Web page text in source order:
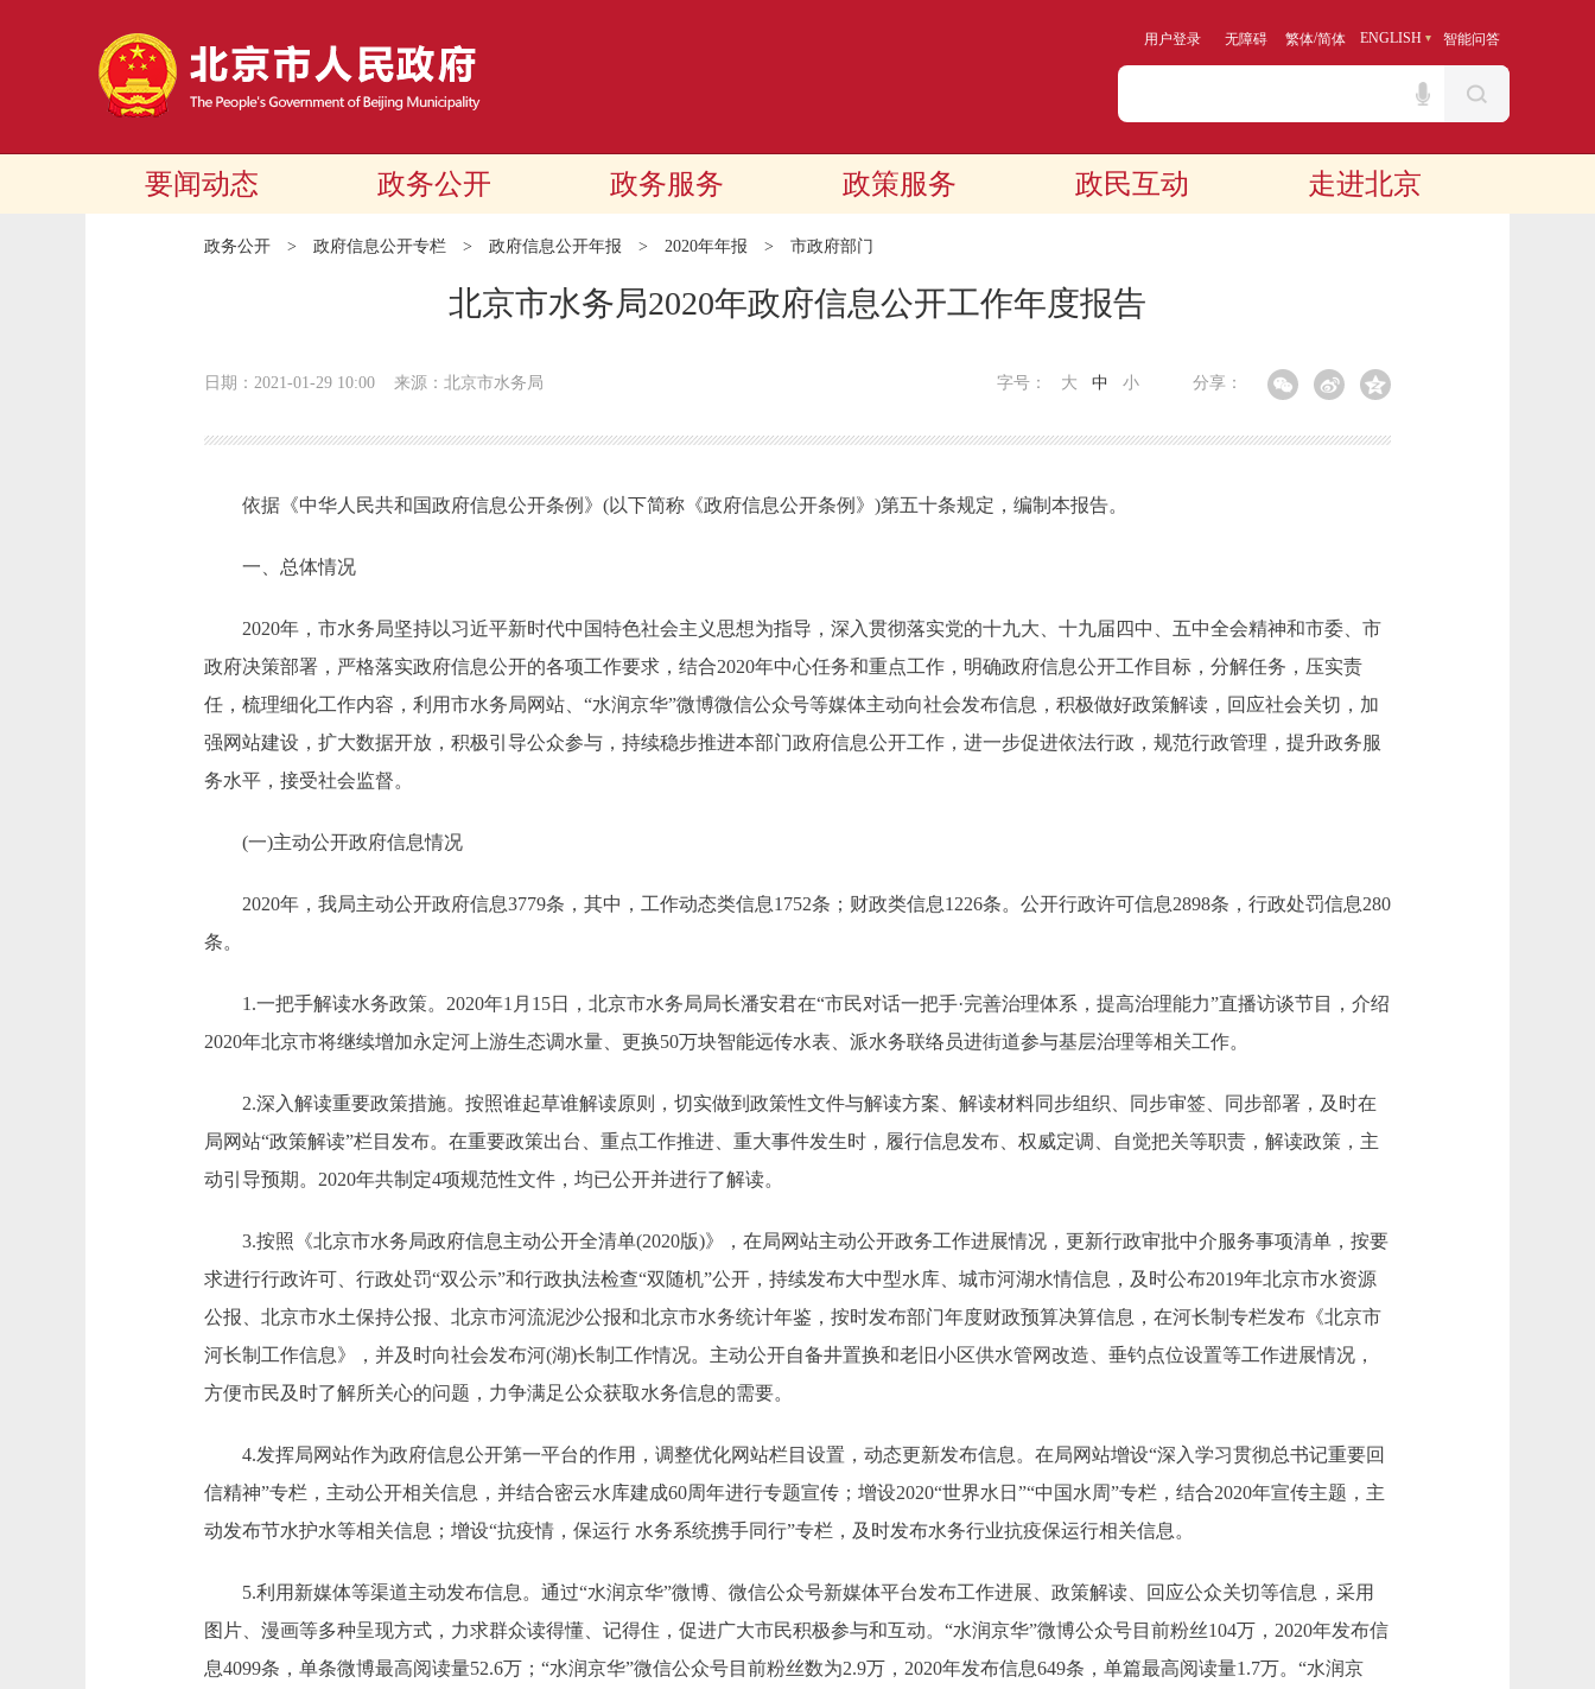
用户登录 无障碍 繁体/简体 ENGLISH 智能问答
要闻动态 政务公开 政务服务 政策服务 政民互动 走进北京
政务公开 > 政府信息公开专栏 > 政府信息公开年报 > 2020年年报 > 市政府部门
北京市水务局2020年政府信息公开工作年度报告
日期：2021-01-29 10:00 来源：北京市水务局 分享：
字号： 大 中 小
依据《中华人民共和国政府信息公开条例》(以下简称《政府信息公开条例》)第五十条规定，编制本报告。
一、总体情况
2020年，市水务局坚持以习近平新时代中国特色社会主义思想为指导，深入贯彻落实党的十九大、十九届四中、五中全会精神和市委、市
政府决策部署，严格落实政府信息公开的各项工作要求，结合2020年中心任务和重点工作，明确政府信息公开工作目标，分解任务，压实责
任，梳理细化工作内容，利用市水务局网站、“水润京华”微博微信公众号等媒体主动向社会发布信息，积极做好政策解读，回应社会关切，加
强网站建设，扩大数据开放，积极引导公众参与，持续稳步推进本部门政府信息公开工作，进一步促进依法行政，规范行政管理，提升政务服
务水平，接受社会监督。
(一)主动公开政府信息情况
2020年，我局主动公开政府信息3779条，其中，工作动态类信息1752条；财政类信息1226条。公开行政许可信息2898条，行政处罚信息280
条。
1.一把手解读水务政策。2020年1月15日，北京市水务局局长潘安君在“市民对话一把手·完善治理体系，提高治理能力”直播访谈节目，介绍
2020年北京市将继续增加永定河上游生态调水量、更换50万块智能远传水表、派水务联络员进街道参与基层治理等相关工作。
2.深入解读重要政策措施。按照谁起草谁解读原则，切实做到政策性文件与解读方案、解读材料同步组织、同步审签、同步部署，及时在
局网站“政策解读”栏目发布。在重要政策出台、重点工作推进、重大事件发生时，履行信息发布、权威定调、自觉把关等职责，解读政策，主
动引导预期。2020年共制定4项规范性文件，均已公开并进行了解读。
3.按照《北京市水务局政府信息主动公开全清单(2020版)》，在局网站主动公开政务工作进展情况，更新行政审批中介服务事项清单，按要
求进行行政许可、行政处罚“双公示”和行政执法检查“双随机”公开，持续发布大中型水库、城市河湖水情信息，及时公布2019年北京市水资源
公报、北京市水土保持公报、北京市河流泥沙公报和北京市水务统计年鉴，按时发布部门年度财政预算决算信息，在河长制专栏发布《北京市
河长制工作信息》，并及时向社会发布河(湖)长制工作情况。主动公开自备井置换和老旧小区供水管网改造、垂钓点位设置等工作进展情况，
方便市民及时了解所关心的问题，力争满足公众获取水务信息的需要。
4.发挥局网站作为政府信息公开第一平台的作用，调整优化网站栏目设置，动态更新发布信息。在局网站增设“深入学习贯彻总书记重要回
信精神”专栏，主动公开相关信息，并结合密云水库建成60周年进行专题宣传；增设2020“世界水日”“中国水周”专栏，结合2020年宣传主题，主
动发布节水护水等相关信息；增设“抗疫情，保运行 水务系统携手同行”专栏，及时发布水务行业抗疫保运行相关信息。
5.利用新媒体等渠道主动发布信息。通过“水润京华”微博、微信公众号新媒体平台发布工作进展、政策解读、回应公众关切等信息，采用
图片、漫画等多种呈现方式，力求群众读得懂、记得住，促进广大市民积极参与和互动。“水润京华”微博公众号目前粉丝104万，2020年发布信
息4099条，单条微博最高阅读量52.6万；“水润京华”微信公众号目前粉丝数为2.9万，2020年发布信息649条，单篇最高阅读量1.7万。“水润京